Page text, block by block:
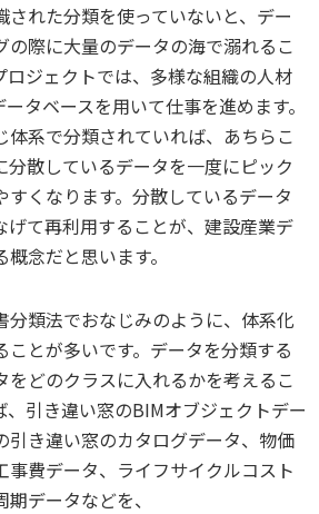
された分類を使っていないと、デー
の際に大量のデータの海で溺れるこ
ロジェクトでは、多様な組織の人材
タベースを用いて仕事を進めます。
体系で分類されていれば、あちらこ
分散しているデータを一度にピック
すくなります。分散しているデータ
げて再利用することが、建設産業デ
念だと思います。
分類法でおなじみのように、体系化
ことが多いです。データを分類する
をどのクラスに入れるかを考えるこ
、引き違い窓のBIMオブジェクトデー
引き違い窓のカタログデータ、物価
事費データ、ライフサイクルコスト
データなどを、